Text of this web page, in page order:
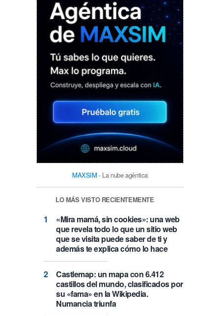
MAXSIM - La nube agéntica
LO MÁS VISTO RECIENTEMENTE
«Mira mamá, sin cookies»: una web
que revela todo lo que un sitio web
que se visita puede saber de ti y
además te explica cómo lo hace
Castlemap: un mapa con 6.412
castillos del mundo, clasificados por
su «fama» en la Wikipedia.
Numancia triunfa